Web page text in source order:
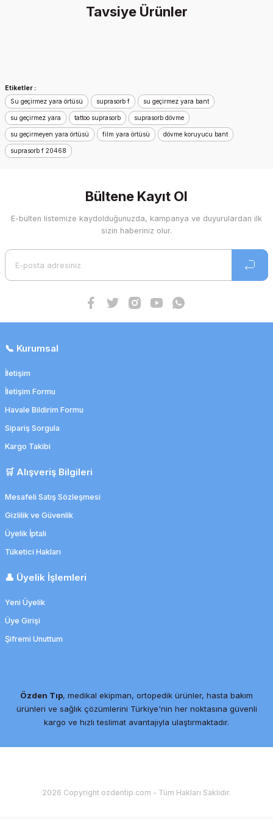
Soru Sor
Tavsiye Ürünler
14,38 TL
145,08 TL
108,81 TL
İndirim
Etiketler :
Su geçirmez yara örtüsü
suprasorb f su geçirmez yara bant
su geçirmez yara tattoo suprasorb suprasorb dövme
su geçirmeyen yara örtüsü film yara örtüsü dövme koruyucu bant
suprasorb f 20468
Bültene Kayıt Ol
E-bülten listemize kaydolduğunuzda, kampanya ve duyurulardan ilk
sizin haberiniz olur.
📞 Kurumsal
İletişim
İletişim Formu
Havale Bildirim Formu
Sipariş Sorgula
Kargo Takibi
🛒 Alışveriş Bilgileri
Mesafeli Satış Sözleşmesi
Gizlilik ve Güvenlik
Üyelik İptali
Tüketici Hakları
👤 Üyelik İşlemleri
Yeni Üyelik
Üye Girişi
Şifremi Unuttum
Özden Tıp, medikal ekipman, ortopedik ürünler, hasta bakım
ürünleri ve sağlık çözümlerini Türkiye'nin her noktasına güvenli
kargo ve hızlı teslimat avantajıyla ulaştırmaktadır.
2026 Copyright ozdentip.com - Tüm Hakları Saklıdır.